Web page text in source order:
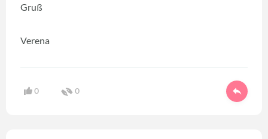
Gruß
Verena
0 0